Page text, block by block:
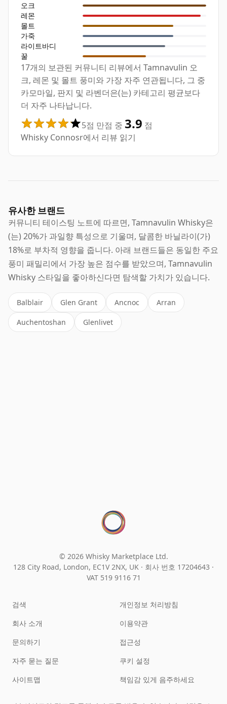
오크
레몬
몰트
가죽
라이트바디
꿀
17개의 보관된 커뮤니티 리뷰에서 Tamnavulin 오
크, 레몬 및 몰트 풍미와 가장 자주 연관됩니다, 그 중
카모마일, 판지 및 라벤더은(는) 카테고리 평균보다
더 자주 나타납니다.
5점 만점 중 3.9 점
Whisky Connosr에서 리뷰 읽기
유사한 브랜드
커뮤니티 테이스팅 노트에 따르면, Tamnavulin Whisky은
(는) 20%가 과일향 특성으로 기울며, 달콤한 바닐라이(가)
18%로 부차적 영향을 줍니다. 아래 브랜드들은 동일한 주요
풍미 패밀리에서 가장 높은 점수를 받았으며, Tamnavulin
Whisky 스타일을 좋아하신다면 탐색할 가치가 있습니다.
Balblair Glen Grant Ancnoc Arran
Auchentoshan Glenlivet
© 2026 Whisky Marketplace Ltd.
128 City Road, London, EC1V 2NX, UK · 회사 번호 17204643 ·
VAT 519 9116 71
검색
회사 소개
문의하기
자주 묻는 질문
사이트맵
개인정보 처리방침
이용약관
접근성
쿠키 설정
책임감 있게 음주하세요